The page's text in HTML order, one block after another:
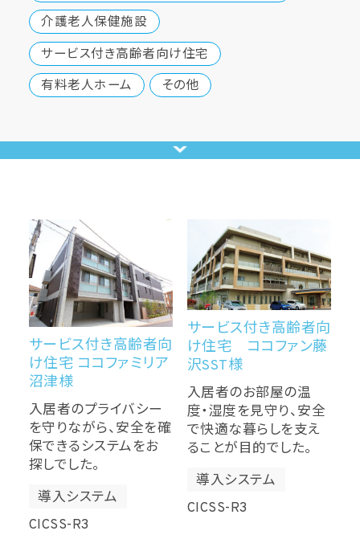
介護老人保健施設
サービス付き高齢者向け住宅
有料老人ホーム
その他
サービス付き高齢者向
け住宅 ココファミリア
沼津様
入居者のプライバシー
を守りながら、安全を確
保できるシステムをお
探しでした。
導入システム
CICSS-R3
サービス付き高齢者向
け住宅 ココファン藤
沢SST様
入居者のお部屋の温
度・湿度を見守り、安全
で快適な暮らしを支え
ることが目的でした。
導入システム
CICSS-R3